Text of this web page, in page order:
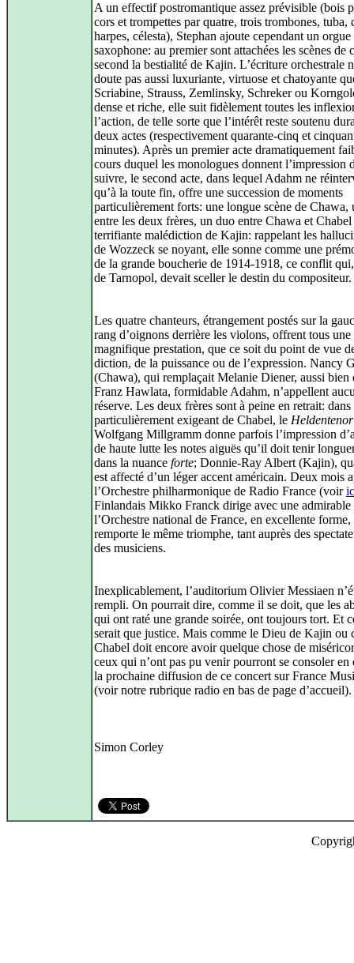
A un effectif postromantique assez prévisible (bois
cors et trompettes par quatre, trois trombones, tuba,
harpes, célesta), Stephan ajoute cependant un orgue
saxophone: au premier sont attachées les scènes de
second la bestialité de Kajin. L’écriture orchestrale
doute pas aussi luxuriante, virtuose et chatoyante
Scriabine, Strauss, Zemlinsky, Schreker ou
dense et riche, elle suit fidèlement toutes les
l’action, de telle sorte que l’intérêt reste soutenu
deux actes (respectivement quarante-cinq et
minutes). Après un premier acte dramatiquement
cours duquel les monologues donnent l’impression
suivre, le second acte, dans lequel Adahm ne
qu’à la toute fin, offre une succession de moments
particulièrement forts: une longue scène de Chawa,
entre les deux frères, un duo entre Chawa et Chabel
terrifiante malédiction de Kajin: rappelant les
de Wozzeck se noyant, elle sonne comme une
de la grande boucherie de 1914-1918, ce conflit
de Tarnopol, devait sceller le destin du compositeur.
Les quatre chanteurs, étrangement postés sur la
rang d’oignons derrière les violons, offrent tous une
magnifique prestation, que ce soit du point de vue
diction, de la puissance ou de l’expression. Nancy
(Chawa), qui remplaçait Melanie Diener, aussi bien
Franz Hawlata, formidable Adahm, n’appellent
réserve. Les deux frères sont à peine en retrait:
particulièrement exigeant de Chabel, le Heldentenor
Wolfgang Millgramm donne parfois l’impression
de haute lutte les notes aiguës qu’il doit tenir
dans la nuance forte; Donnie-Ray Albert (Kajin),
est affecté d’un léger accent américain. Deux mois
l’Orchestre philharmonique de Radio France (voir
Finlandais Mikko Franck dirige avec une admirable
l’Orchestre national de France, en excellente forme,
remporte le même triomphe, tant auprès des
des musiciens.
Inexplicablement, l’auditorium Olivier Messiaen
rempli. On pourrait dire, comme il se doit, que les
qui ont raté une grande soirée, ont toujours tort. Et
serait que justice. Mais comme le Dieu de Kajin ou
Chabel doit encore avoir quelque chose de
ceux qui n’ont pas pu venir pourront se consoler en
la prochaine diffusion de ce concert sur France
(voir notre rubrique radio en bas de page d’accueil).
Simon Corley